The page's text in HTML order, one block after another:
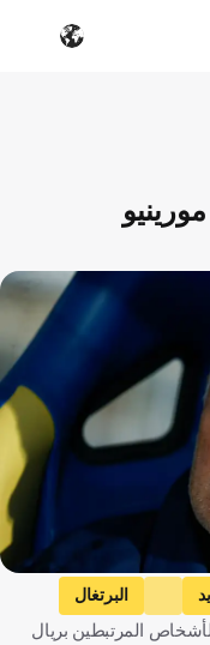
البرتغال
المرتبطين بريال